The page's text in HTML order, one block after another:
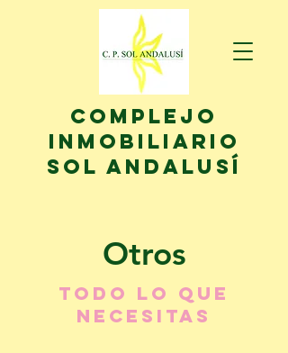
complejo
inmobiliario
sol andalusí
Otros
Todo lo que
necesitas